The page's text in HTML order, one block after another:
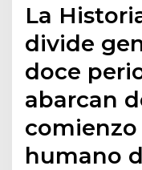
La
divide
doce
abarcan
humano